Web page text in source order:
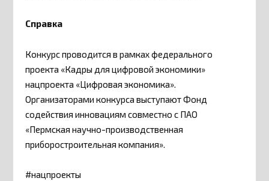
Справка
Конкурс проводится в рамках федерального
проекта «Кадры для цифровой экономики»
нацпроекта «Цифровая экономика».
Организаторами конкурса выступают Фонд
содействия инновациям совместно с ПАО
«Пермская научно-производственная
приборостроительная компания».
#нацпроекты